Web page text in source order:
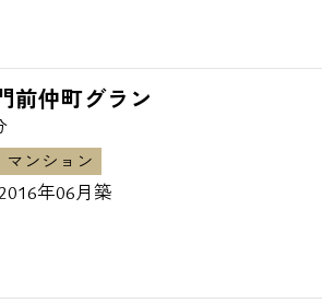
コンクリート造 地上15階建
（約16.15坪）～
坪）
3LDK
47台・平面 1台（要相談）
前仲町グラン
マンション
年06月築